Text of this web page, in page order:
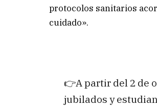
protocolos sanitarios
cuidado».
👉A partir del 2 de
jubilados y